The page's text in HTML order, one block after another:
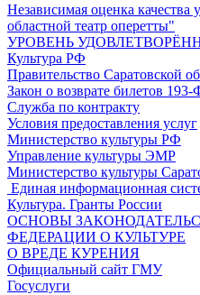
Независимая оценка
областной театр оперетты"
УРОВЕНЬ
Культура РФ
Правительство Саратовской
Закон о возврате билетов 193-
Служба по контракту
Условия предоставления услуг
Министерство культуры РФ
Управление культуры ЭМР
Министерство культуры
Единая информационная
Культура. Гранты России
ОСНОВЫ
ФЕДЕРАЦИИ О КУЛЬТУРЕ
О ВРЕДЕ КУРЕНИЯ
Официальный сайт ГМУ
Госуслуги